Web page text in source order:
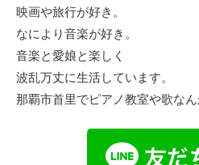
映画や旅行が好き。
なにより音楽が好き。
音楽と愛娘と楽しく
波乱万丈に生活しています。
那覇市首里でピアノ教室や歌なん